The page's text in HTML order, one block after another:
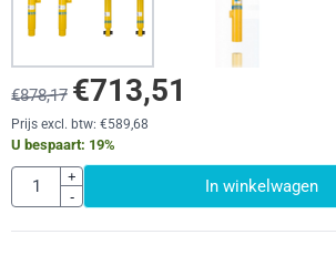
€878,17 €713,51
Prijs excl. btw: €589,68
U bespaart: 19%
Aantal
+
-
In winkelwagen